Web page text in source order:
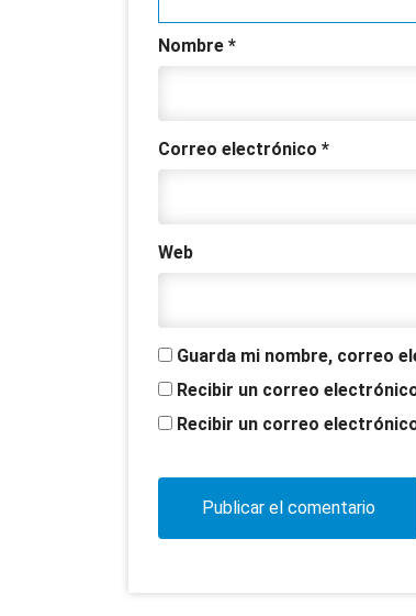
Nombre *
Correo electrónico *
Web
Guarda mi nombre, correo
Recibir un correo
Recibir un correo